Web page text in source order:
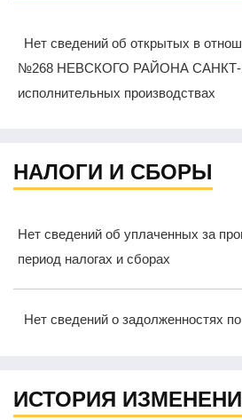
Нет сведений об открытых в
№268 НЕВСКОГО РАЙОНА
исполнительных производствах
НАЛОГИ И СБОРЫ
Нет сведений об уплаченных за
период налогах и сборах
Нет сведений о задолженностях
ИСТОРИЯ